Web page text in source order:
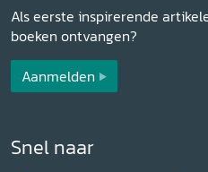
Als eerste inspirerende
boeken ontvangen?
Aanmelden
Snel naar